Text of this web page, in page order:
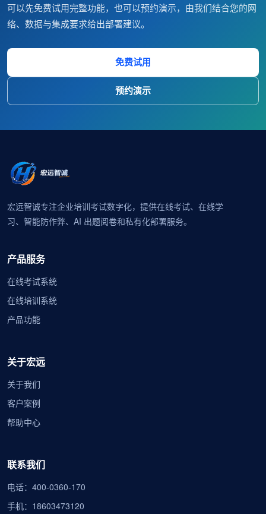
可以先免费试用完整功能，也可以预约演示，由我们结合您的网
络、数据与集成要求给出部署建议。
免费试用
预约演示
宏远智诚专注企业培训考试数字化，提供在线考试、在线学
习、智能防作弊、AI 出题阅卷和私有化部署服务。
产品服务
在线考试系统
在线培训系统
产品功能
关于宏远
关于我们
客户案例
帮助中心
联系我们
电话：400-0360-170
手机：18603473120